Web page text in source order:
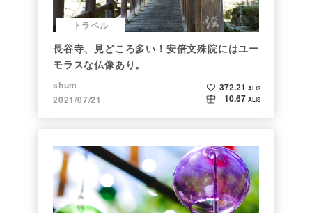
トラベル
長谷寺、見どころ多い！安倍文殊院にはユー
モラスな仏像あり。
shum
2021/07/21
372.21 ALIS
10.67 ALIS